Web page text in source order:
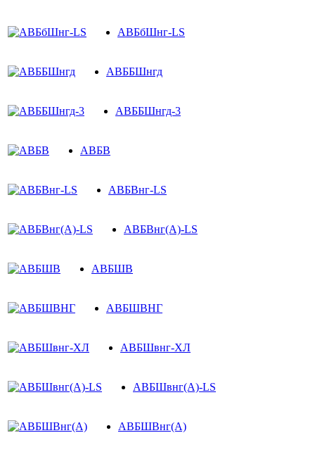
АВБбШнг-LS
АВББШнгд
АВББШнгд-3
АВБВ
АВБВнг-LS
АВБВнг(A)-LS
АВБШВ
АВБШВНГ
АВБШвнг-ХЛ
АВБШвнг(A)-LS
АВБШВнг(А)